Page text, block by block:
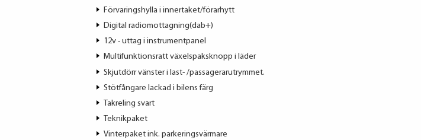
Förvaringshylla i innertaket/förarhytt
Digital radiomottagning(dab+)
12v - uttag i instrumentpanel
Multifunktionsratt växelspaksknopp i läder
Skjutdörr vänster i last- /passagerarutrymmet.
Stötfångare lackad i bilens färg
Takreling svart
Teknikpaket
Vinterpaket ink. parkeringsvärmare